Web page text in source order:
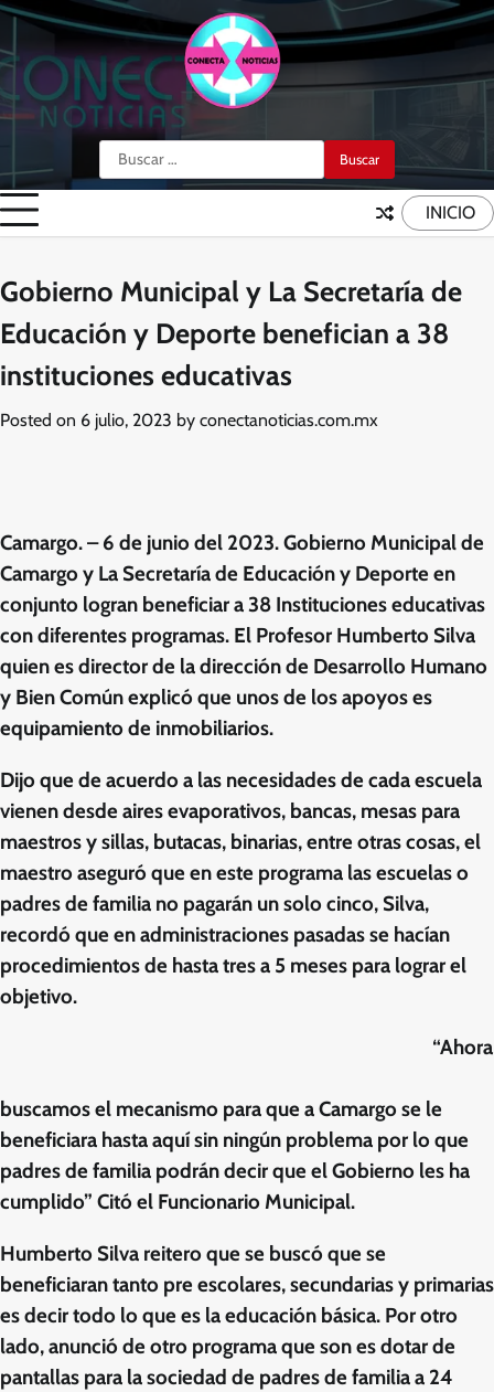
Skip
content
Buscar:
INICIO
Gobierno Municipal y La Secretaría de
Educación y Deporte benefician a 38
instituciones educativas
Posted on 6 julio, 2023 by conectanoticias.com.mx
Camargo. – 6 de junio del 2023. Gobierno Municipal de
Camargo y La Secretaría de Educación y Deporte en
conjunto logran beneficiar a 38 Instituciones educativas
con diferentes programas. El Profesor Humberto Silva
quien es director de la dirección de Desarrollo Humano
y Bien Común explicó que unos de los apoyos es
equipamiento de inmobiliarios.
Dijo que de acuerdo a las necesidades de cada escuela
vienen desde aires evaporativos, bancas, mesas para
maestros y sillas, butacas, binarias, entre otras cosas, el
maestro aseguró que en este programa las escuelas o
padres de familia no pagarán un solo cinco, Silva,
recordó que en administraciones pasadas se hacían
procedimientos de hasta tres a 5 meses para lograr el
objetivo.
“Ahora
buscamos el mecanismo para que a Camargo se le
beneficiara hasta aquí sin ningún problema por lo que
padres de familia podrán decir que el Gobierno les ha
cumplido” Citó el Funcionario Municipal.
Humberto Silva reitero que se buscó que se
beneficiaran tanto pre escolares, secundarias y primarias
es decir todo lo que es la educación básica. Por otro
lado, anunció de otro programa que son es dotar de
pantallas para la sociedad de padres de familia a 24